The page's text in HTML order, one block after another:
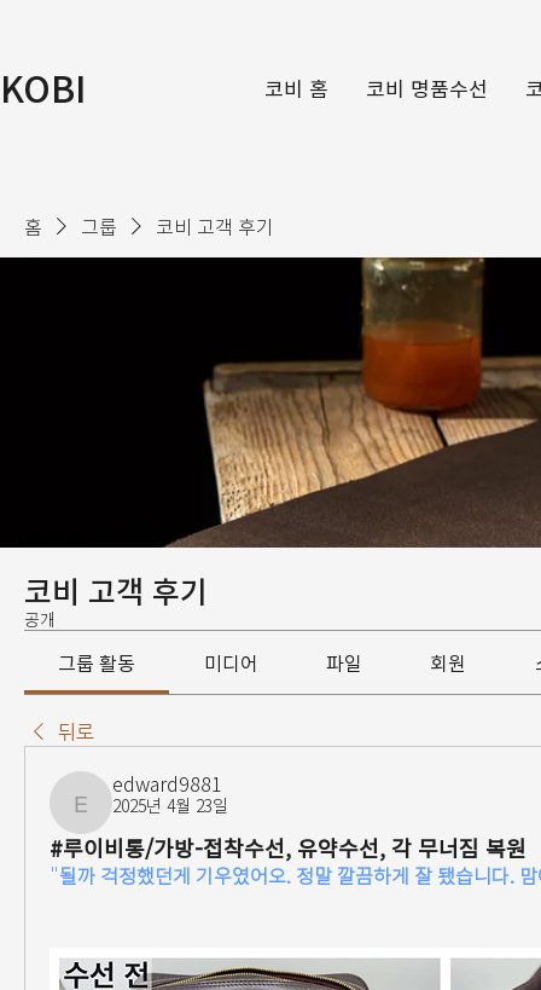
KOBI 코비 홈 코비 명품수선
홈 그룹 코비 고객 후기
코비 고객 후기
공개
그룹 활동 미디어 파일 회원
뒤로
edward9881
edward9881
2025년 4월 23일
#루이비통/가방-접착수선, 유약수선, 각 무너짐 복원
"될까 걱정했던게 기우였어오. 정말 깔끔하게 잘 됐습니다.